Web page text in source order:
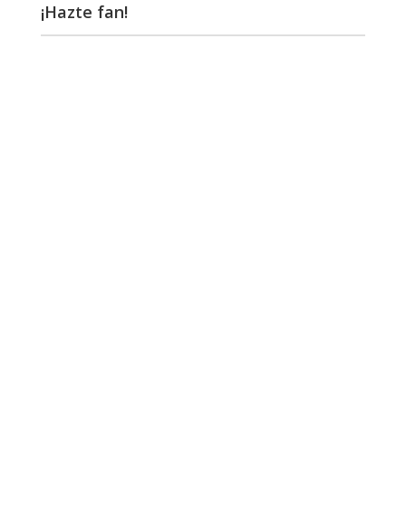
¡Hazte fan!